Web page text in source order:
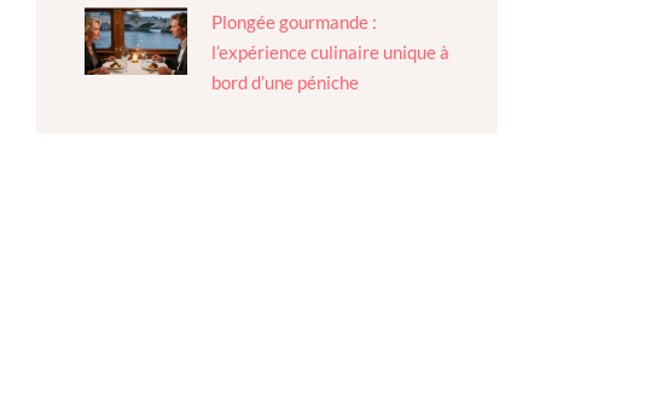
Plongée gourmande :
l’expérience culinaire unique à
bord d’une péniche